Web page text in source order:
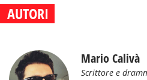
AUTORI
Mario Calivà
Scrittore e